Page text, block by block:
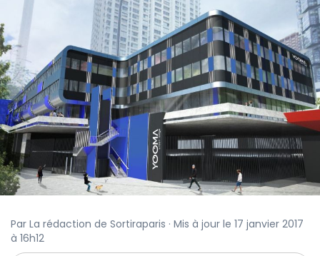
Par La rédaction de Sortiraparis · Mis à jour le 17 janvier 2017
à 16h12